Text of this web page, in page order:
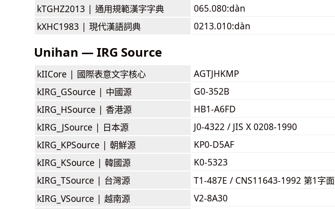
kTGHZ2013 | 通用規範漢字字典
065.080:dàn
kXHC1983 | 現代漢語詞典 0213.010:dàn
Unihan — IRG Source
kIICore | 國際表意文字核心
AGTJHKMP
kIRG_GSource | 中國源
G0-352B
kIRG_HSource | 香港源
HB1-A6FD
kIRG_JSource | 日本源
J0-4322 / JIS X 0208-1990
kIRG_KPSource | 朝鮮源
KP0-D5AF
kIRG_KSource | 韓國源
K0-5323
kIRG_TSource | 台灣源
T1-487E / CNS11643-1992 第1字面
kIRG_VSource | 越南源
V2-8A30